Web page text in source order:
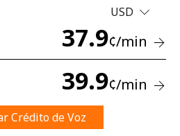
No se ha creado una contraseña
USD
37.9¢/min
39.9¢/min
Crédito de Voz